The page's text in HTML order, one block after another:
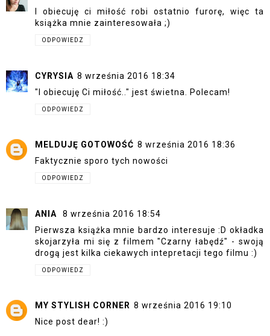
I obiecuję ci miłość robi ostatnio furorę, więc ta
książka mnie zainteresowała ;)
ODPOWIEDZ
CYRYSIA 8 września 2016 18:34
"I obiecuję Ci miłość.." jest świetna. Polecam!
ODPOWIEDZ
MELDUJĘ GOTOWOŚĆ 8 września 2016 18:36
Faktycznie sporo tych nowości
ODPOWIEDZ
ANIA
8 września 2016 18:54
Pierwsza książka mnie bardzo interesuje :D okładka
skojarzyła mi się z filmem "Czarny łabędź" - swoją
drogą jest kilka ciekawych intepretacji tego filmu :)
ODPOWIEDZ
MY STYLISH CORNER 8 września 2016 19:10
Nice post dear! :)